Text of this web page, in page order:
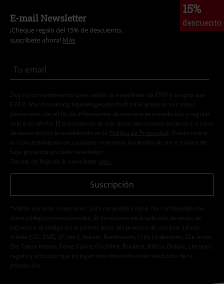
15%
descuento
E-mail Newsletter
¡Cheque regalo del 15% de descuento,
suscríbete ahora! Más
Doy mi consentimiento para recibir la newsletter de EMP y acepto que
E.M.P. Merchandising Handelsgesellschaft mbH procese mis datos
personales con el fin de informarme de manera personalizada y regular
sobre su oferta. El tratamiento de mis datos personales se llevará a cabo
de acuerdo con lo establecido en la
Política de Privacidad . Puedo retirar
mi consentimiento en cualquier momento haciendo clic en el enlace de
baja presente en cada newsletter.
Darme de baja de la newsletter
aquí
Suscripción
*Válido durante 4 semanas. Solo canjeable online. No combinable con
otros códigos promocionales. El descuento será aplicado después de
introducir el código en el primer paso del proceso de compra. Libros,
media (CD, DVD, LP, etc.), tickets, Rammstein, (Till) Lindemann, Die Ärzte,
Die Toten Hosen, Feine Sahne Fischfilet, Broilers, Böhse Onkelz, cheques-
regalo y artículos que incluyen una donación están excluidos de la
promoción.